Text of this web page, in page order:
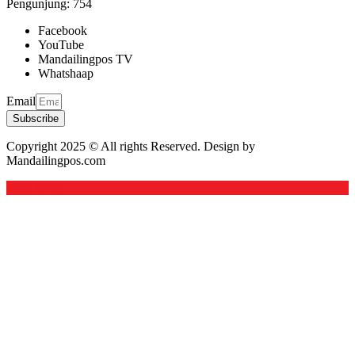
Pengunjung: 754
Facebook
YouTube
Mandailingpos TV
Whatshaap
Email
Subscribe
Copyright 2025 © All rights Reserved. Design by
Mandailingpos.com